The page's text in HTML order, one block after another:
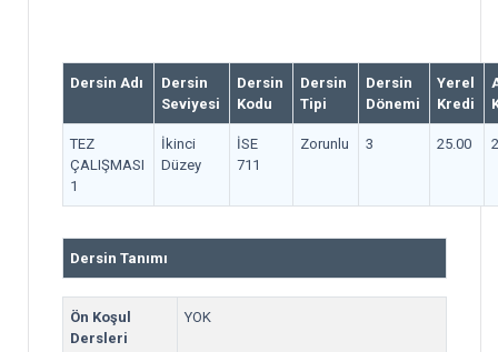
Dersin Adı
Dersin
Seviyesi
Dersin
Kodu
Dersin
Tipi
Dersin
Dönemi
Yerel
Kredi
TEZ
ÇALIŞMASI
1
İkinci
Düzey
İSE
711
Zorunlu 3 25.00
Dersin Tanımı
Ön Koşul
Dersleri
YOK